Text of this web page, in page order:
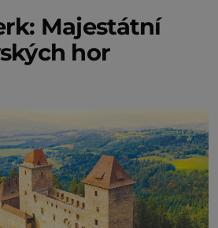
Majestátní
hor